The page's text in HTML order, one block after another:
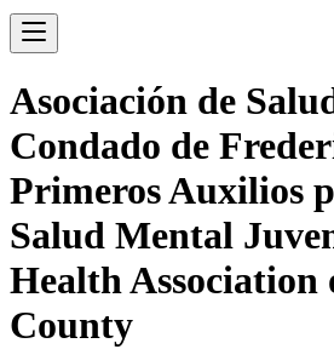
Asociación de
Condado de
Primeros Auxilios
Salud Mental
Health
County